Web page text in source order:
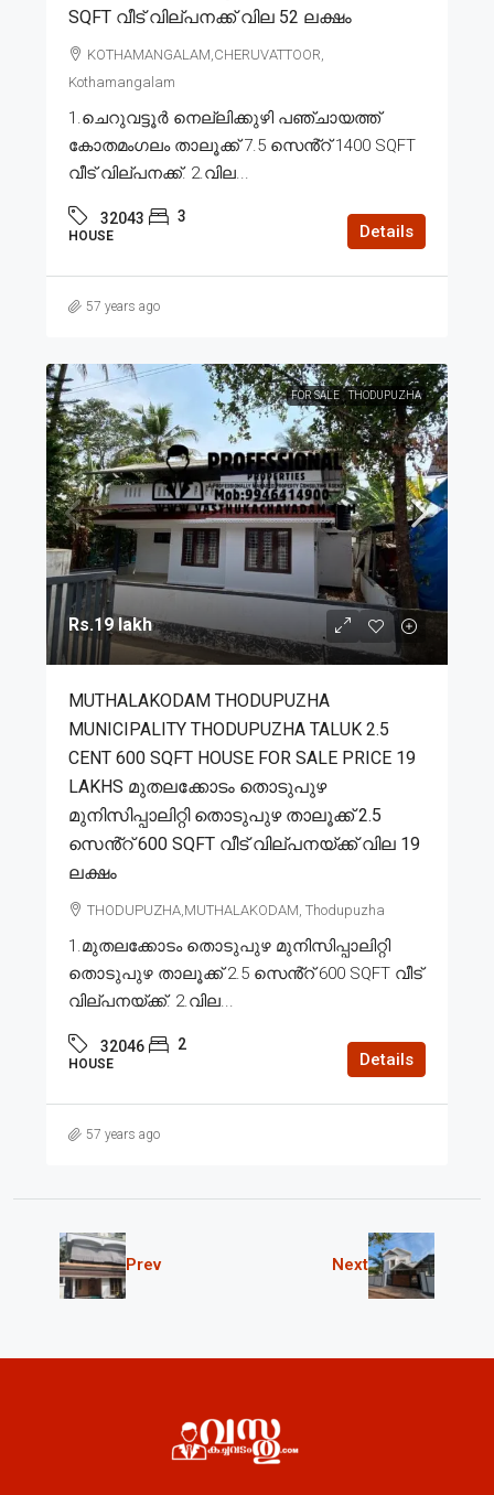
SQFT വീട് വില്പനക്ക് വില 52 ലക്ഷം
KOTHAMANGALAM,CHERUVATTOOR,
Kothamangalam
1.ചെറുവട്ടൂർ നെല്ലിക്കുഴി പഞ്ചായത്ത്
കോതമംഗലം താലൂക്ക് 7.5 സെൻ്റ് 1400 SQFT
വീട് വില്പനക്ക്. 2.വില...
32043 3
HOUSE Details
57 years ago
FOR SALE THODUPUZHA
Rs.19 lakh
MUTHALAKODAM THODUPUZHA
MUNICIPALITY THODUPUZHA TALUK 2.5
CENT 600 SQFT HOUSE FOR SALE PRICE 19
LAKHS മുതലക്കോടം തൊടുപുഴ
മുനിസിപ്പാലിറ്റി തൊടുപുഴ താലൂക്ക് 2.5
സെൻ്റ് 600 SQFT വീട് വില്പനയ്ക്ക് വില 19
ലക്ഷം
THODUPUZHA,MUTHALAKODAM, Thodupuzha
1.മുതലക്കോടം തൊടുപുഴ മുനിസിപ്പാലിറ്റി
തൊടുപുഴ താലൂക്ക് 2.5 സെൻ്റ് 600 SQFT വീട്
വില്പനയ്ക്ക്. 2.വില...
32046 2
HOUSE Details
57 years ago
Prev Next